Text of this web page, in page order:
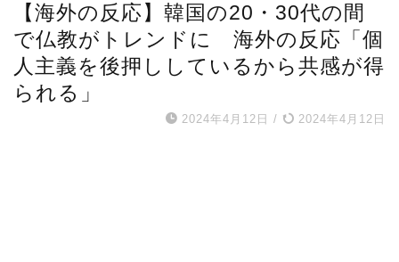
【海外の反応】韓国の20・30代の間
で仏教がトレンドに 海外の反応「個
人主義を後押ししているから共感が得
られる」
2024年4月12日 / 2024年4月12日